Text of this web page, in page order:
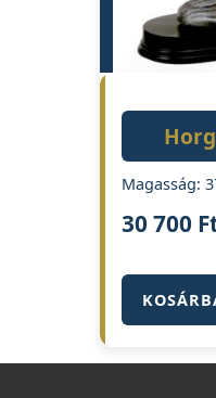
Magasság:
30 700